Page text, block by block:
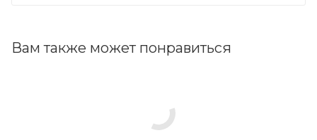
Вам также может понравиться